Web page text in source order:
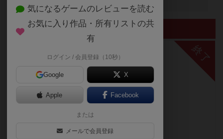
終了したイベント
終了
気になるゲームのレビューを読む
お気に入り作品・所有リストの共
有
ログイン / 会員登録（10秒）
Google X
Apple Facebook
または
メールで会員登録